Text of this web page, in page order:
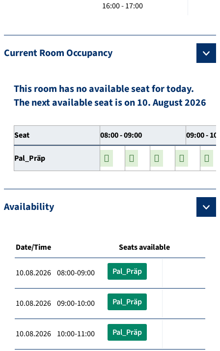
16:00 - 17:00
Current Room Occupancy
This room has no available seat for today.
The next available seat is on 10. August 2026
Seat 08:00 - 09:00 09:00 -
Pal_Präp
Availability
Date/Time Seats available
10.08.2026 08:00-09:00 Pal_Präp
10.08.2026 09:00-10:00 Pal_Präp
10.08.2026 10:00-11:00 Pal_Präp